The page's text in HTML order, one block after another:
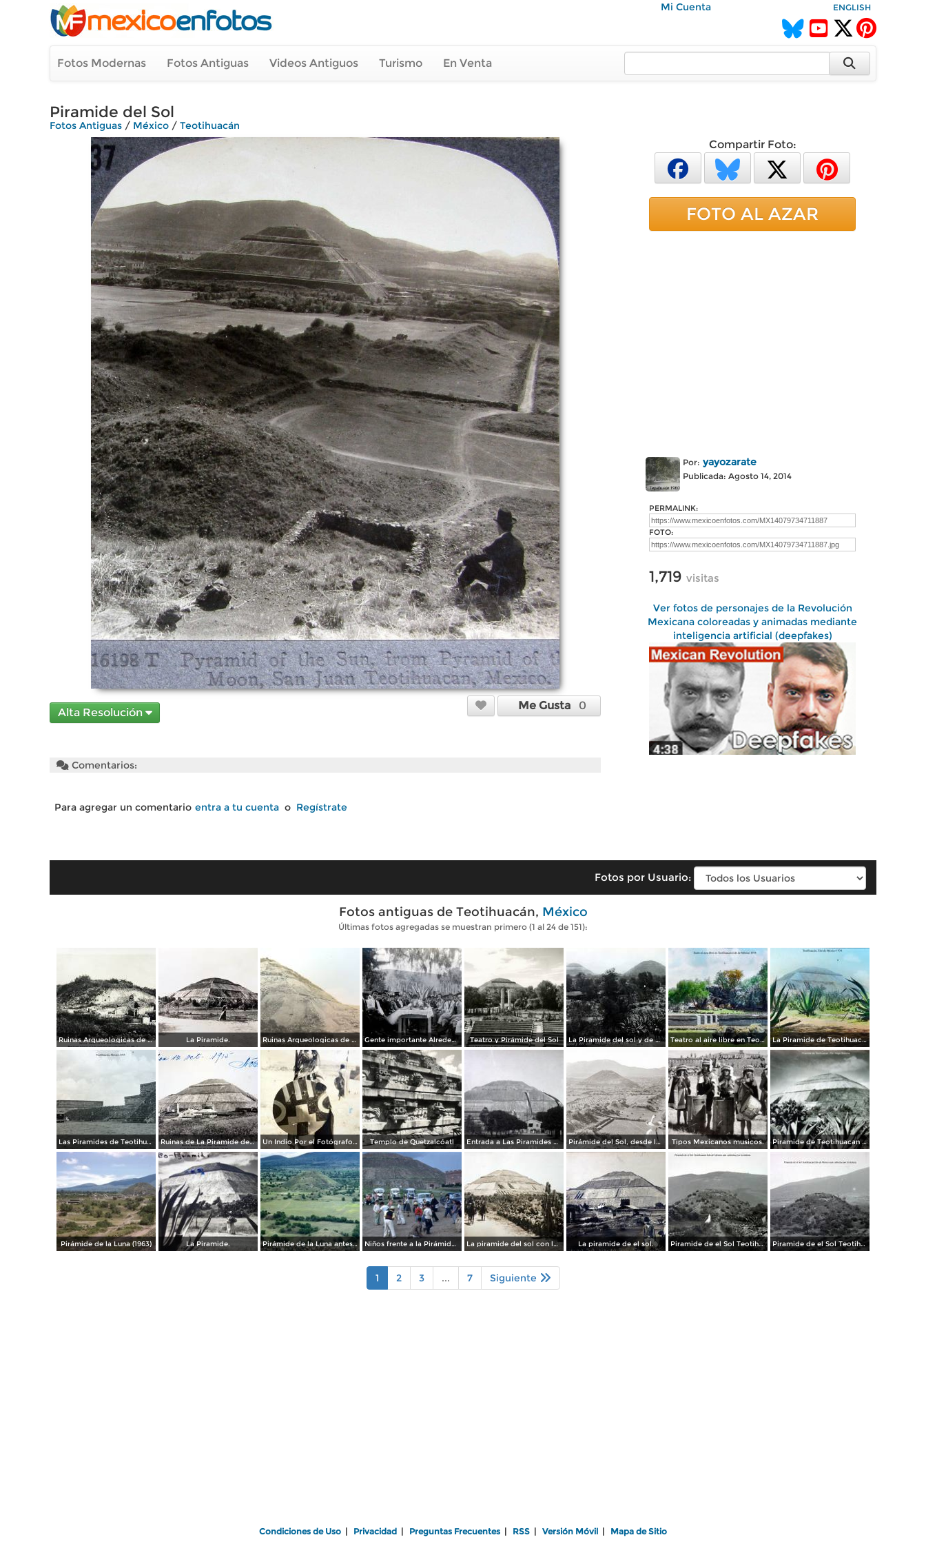
Mi Cuenta ENGLISH
Fotos Modernas Fotos Antiguas Videos Antiguos Turismo En Venta
Piramide del Sol
Fotos Antiguas / México / Teotihuacán
Alta Resolución
Me Gusta 0
Comentarios:
Para agregar un comentario entra a tu cuenta o Regístrate
Compartir Foto:
FOTO AL AZAR
Por: yayozarate
Publicada: Agosto 14, 2014
PERMALINK:
FOTO:
1,719 visitas
Ver fotos de personajes de la Revolución
Mexicana coloreadas y animadas mediante
inteligencia artificial (deepfakes)
Fotos por Usuario:
Fotos antiguas de Teotihuacán, México
Últimas fotos agregadas se muestran primero (1 al 24 de 151):
Ruinas Arqueologicas de Teotihuacan por el Fotógrafo Felix Miret. ( Circulada el 27 de Diciembre de 1911 ). La Piramide. Ruinas Arqueologicas de Teotihuacan por el Fotógrafo Charles B, Waite. Gente importante Alrededores de Teotihuacán, México. Teatro y Pirámide del Sol La Piramide del sol y de La Luna. Teatro al aire libre en Teotihuacán, por el fotógrafo T. Enami, de Yokohama, Japón (1934) La Piramide de Teotihuacán, por el fotógrafo T. Enami, de Yokohama, Japón (1934)
Las Piramides de Teotihuacán, por el fotógrafo T. Enami, de Yokohama, Japón (1934) Ruinas de La Piramide del sol lado oriente Por el Fotógrafo Félix Miret. ( Circulada el 12 de Octubre de 1915 ). Un Indio Por el Fotógrafo Hugo Brehme. ( Circulada el 16 de Enero de 1936 ). Templo de Quetzalcóatl Entrada a Las Piramides de Teotihuacan precio $ .20 Centavos. Pirámide del Sol, desde la Pirámide de la Luna Tipos Mexicanos musicos. Piramide de Teotihuacan Por el fotografo Hugo Brehme.
Pirámide de la Luna (1963) La Piramide. Pirámide de la Luna antes de su restauración (1955) Niños frente a la Pirámide del Sol (circa 1953) La piramide del sol con los Federales pasando Por el fotografo Hugo Brehme. La piramide de el sol. Piramide de el Sol Teotihuacan Edo de Mexico aun cubiertas por la maleza.. Piramide de el Sol Teotihuacan Edo de Mexico aun cubiertas por la maleza..
1 2 3 ... 7 Siguiente
Condiciones de Uso Privacidad Preguntas Frecuentes RSS Versión Móvil Mapa de Sitio